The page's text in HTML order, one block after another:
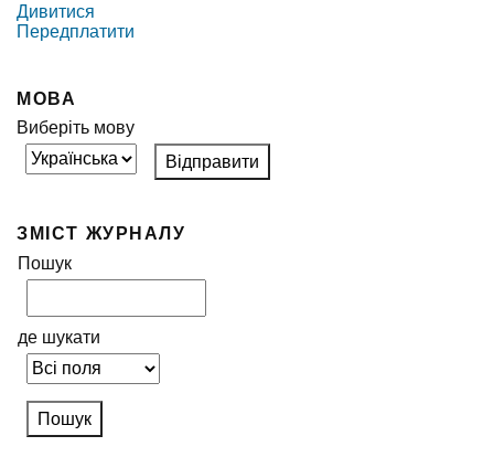
Дивитися
Передплатити
МОВА
Виберіть мову
ЗМІСТ ЖУРНАЛУ
Пошук
де шукати